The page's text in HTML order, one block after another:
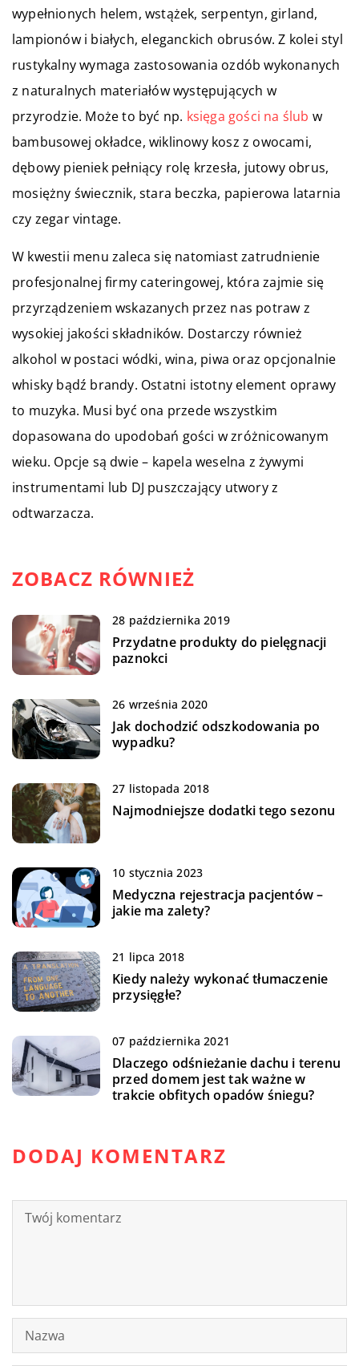
wypełnionych helem, wstążek, serpentyn, girland,
lampionów i białych, eleganckich obrusów. Z kolei styl
rustykalny wymaga zastosowania ozdób wykonanych
z naturalnych materiałów występujących w
przyrodzie. Może to być np. księga gości na ślub w
bambusowej okładce, wiklinowy kosz z owocami,
dębowy pieniek pełniący rolę krzesła, jutowy obrus,
mosiężny świecznik, stara beczka, papierowa latarnia
czy zegar vintage.
W kwestii menu zaleca się natomiast zatrudnienie
profesjonalnej firmy cateringowej, która zajmie się
przyrządzeniem wskazanych przez nas potraw z
wysokiej jakości składników. Dostarczy również
alkohol w postaci wódki, wina, piwa oraz opcjonalnie
whisky bądź brandy. Ostatni istotny element oprawy
to muzyka. Musi być ona przede wszystkim
dopasowana do upodobań gości w zróżnicowanym
wieku. Opcje są dwie – kapela weselna z żywymi
instrumentami lub DJ puszczający utwory z
odtwarzacza.
ZOBACZ RÓWNIEŻ
28 października 2019
Przydatne produkty do pielęgnacji
paznokci
26 września 2020
Jak dochodzić odszkodowania po
wypadku?
27 listopada 2018
Najmodniejsze dodatki tego sezonu
10 stycznia 2023
Medyczna rejestracja pacjentów –
jakie ma zalety?
21 lipca 2018
Kiedy należy wykonać tłumaczenie
przysięgłe?
07 października 2021
Dlaczego odśnieżanie dachu i terenu
przed domem jest tak ważne w
trakcie obfitych opadów śniegu?
DODAJ KOMENTARZ